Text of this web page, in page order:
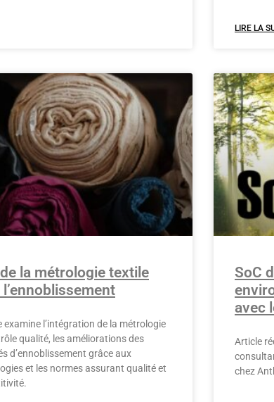
LIRE LA
la métrologie textile
examine l’intégration de la métrologie
qualité, les améliorations des
d’ennoblissement grâce aux
et les normes assurant qualité et
SoC
avec
Article
chez